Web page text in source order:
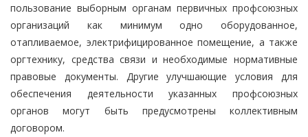
пользование выборным органам первичных профсоюзных
организаций как минимум одно оборудованное,
отапливаемое, электрифицированное помещение, а также
оргтехнику, средства связи и необходимые нормативные
правовые документы. Другие улучшающие условия для
обеспечения деятельности указанных профсоюзных
органов могут быть предусмотрены коллективным
договором.